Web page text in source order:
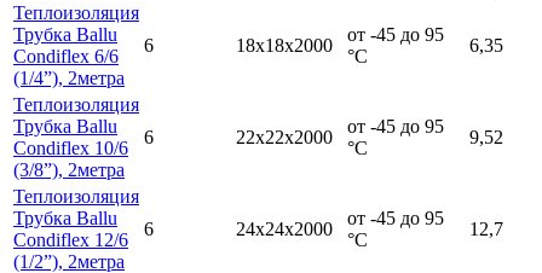
Теплоизоляция
Трубка Ballu
Condiflex 6/6
(1/4”), 2метра
6 18х18х2000
от -45 до 95
°С
6,35
Теплоизоляция
Трубка Ballu
Condiflex 10/6
(3/8”), 2метра
6 22х22х2000
от -45 до 95
°С
9,52
Теплоизоляция
Трубка Ballu
Condiflex 12/6
(1/2”), 2метра
6 24х24х2000
от -45 до 95
°С
12,7